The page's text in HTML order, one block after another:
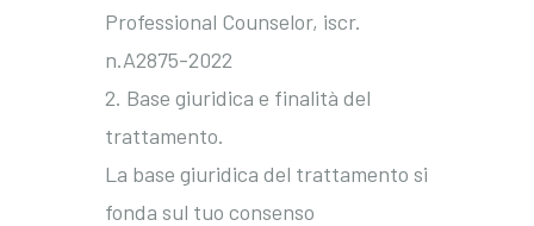
Professional Counselor, iscr.
n.A2875-2022
2. Base giuridica e finalità del
trattamento.
La base giuridica del trattamento si
fonda sul tuo consenso